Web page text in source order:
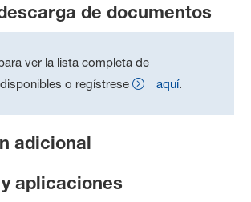
de documentos
ver la lista completa de
o regístrese
aquí.
adicional
aplicaciones